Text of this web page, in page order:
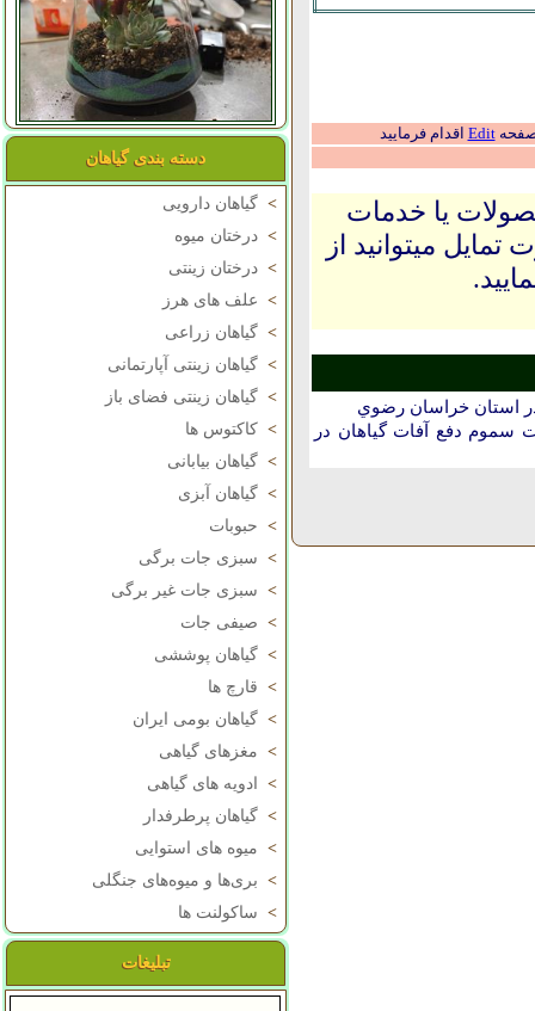
دسته بندی گیاهان
> گیاهان دارویی
> درختان میوه
> درختان زینتی
> علف های هرز
> گیاهان زراعی
> گیاهان زینتی آپارتمانی
> گیاهان زینتی فضای باز
> کاکتوس ها
> گیاهان بیابانی
> گیاهان آبزی
> حبوبات
> سبزی جات برگی
> سبزی جات غیر برگی
> صیفی جات
> گیاهان پوششی
> قارچ ها
> گیاهان بومی ایران
> مغزهای گیاهی
>
ادویه های گیاهی
> گیاهان پرطرفدار
> میوه های استوایی
> بری‌ها و میوه‌های جنگلی
> ساکولنت ها
تبلیغات
صفحهEdit اقدام فرمایید
یا خدمات
میتوانید از
استان خراسان رضوي
سموم دفع آفات گیاهان در